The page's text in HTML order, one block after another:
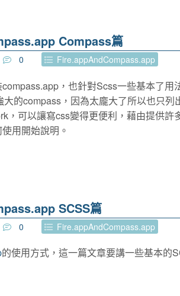
Compass篇
0 Fire.appAndCompass.app
，也針對Scss一些基本了用
的compass，因為太龐大了所以也只列
，可以讓寫css變得更便利，藉由提供
用開始說明。
SCSS篇
0 Fire.appAndCompass.app
的使用方式，這一篇文章要講一些基本的